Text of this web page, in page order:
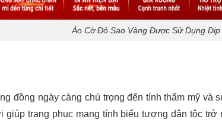
Áo Cờ Đỏ Sao Vàng Được Sử Dụng
đồng ngày càng chú trọng đến tính thẩm mỹ và
giúp trang phục mang tính biểu tượng dân tộc trở